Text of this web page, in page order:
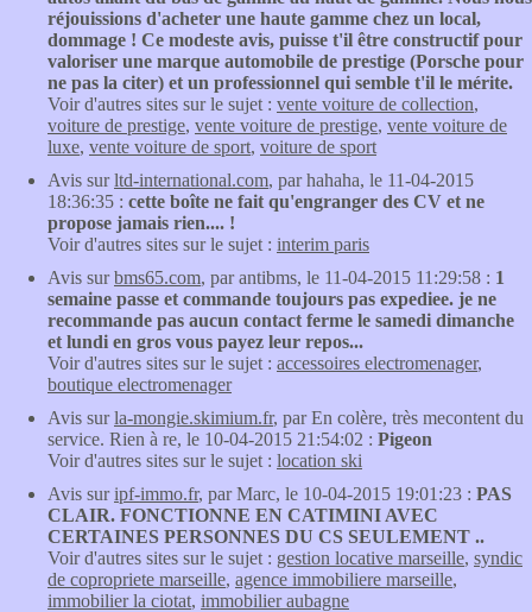
réjouissions d'acheter une haute gamme chez un local,
dommage ! Ce modeste avis, puisse t'il être constructif pour
valoriser une marque automobile de prestige (Porsche pour
ne pas la citer) et un professionnel qui semble t'il le mérite.
Voir d'autres sites sur le sujet : vente voiture de collection,
voiture de prestige, vente voiture de prestige, vente voiture de
luxe, vente voiture de sport, voiture de sport
Avis surltd-international.com, par hahaha, le 11-04-2015
18:36:35 : cette boîte ne fait qu'engranger des CV et ne
propose jamais rien.... !
Voir d'autres sites sur le sujet : interim paris
Avis surbms65.com, par antibms, le 11-04-2015 11:29:58 : 1
semaine passe et commande toujours pas expediee. je ne
recommande pas aucun contact ferme le samedi dimanche
et lundi en gros vous payez leur repos...
Voir d'autres sites sur le sujet : accessoires electromenager,
boutique electromenager
Avis surla-mongie.skimium.fr, par En colère, très mecontent du
service. Rien à re, le 10-04-2015 21:54:02 : Pigeon
Voir d'autres sites sur le sujet : location ski
Avis suripf-immo.fr, par Marc, le 10-04-2015 19:01:23 : PAS
CLAIR. FONCTIONNE EN CATIMINI AVEC
CERTAINES PERSONNES DU CS SEULEMENT ..
Voir d'autres sites sur le sujet : gestion locative marseille, syndic
de copropriete marseille, agence immobiliere marseille,
immobilier la ciotat, immobilier aubagne